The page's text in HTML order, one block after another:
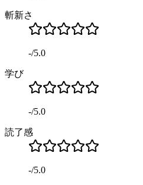
斬新さ
-/5.0
学び
-/5.0
読了感
-/5.0